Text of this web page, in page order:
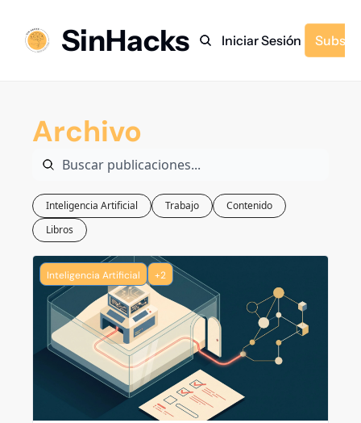
SinHacks
Inicio Archivo Etiquetas Recomendaciones
Iniciar Sesión
Archivo
Inteligencia Artificial Trabajo
Contenido
Libros
Inteligencia Artificial +2